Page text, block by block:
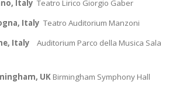
Italy Teatro Lirico Giorgio Gaber
Italy Teatro Auditorium Manzoni
Italy Auditorium Parco della Musica Sala
UK Birmingham Symphony Hall